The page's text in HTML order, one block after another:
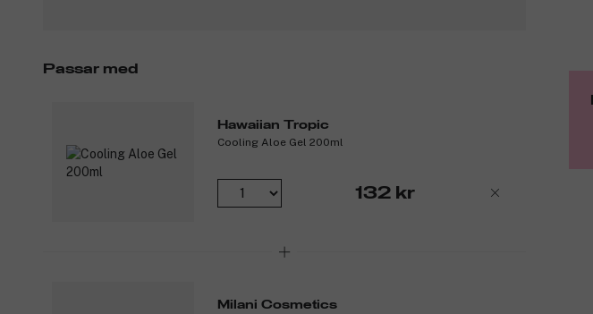
Passar med
Hawaiian Tropic
Cooling Aloe Gel 200ml
132 kr
Milani Cosmetics